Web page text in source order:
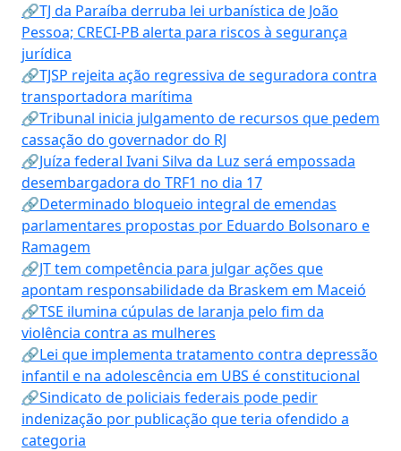
🔗TJ da Paraíba derruba lei urbanística de João
Pessoa; CRECI-PB alerta para riscos à segurança
jurídica
🔗TJSP rejeita ação regressiva de seguradora contra
transportadora marítima
🔗Tribunal inicia julgamento de recursos que pedem
cassação do governador do RJ
🔗Juíza federal Ivani Silva da Luz será empossada
desembargadora do TRF1 no dia 17
🔗Determinado bloqueio integral de emendas
parlamentares propostas por Eduardo Bolsonaro e
Ramagem
🔗JT tem competência para julgar ações que
apontam responsabilidade da Braskem em Maceió
🔗TSE ilumina cúpulas de laranja pelo fim da
violência contra as mulheres
🔗Lei que implementa tratamento contra depressão
infantil e na adolescência em UBS é constitucional
🔗Sindicato de policiais federais pode pedir
indenização por publicação que teria ofendido a
categoria